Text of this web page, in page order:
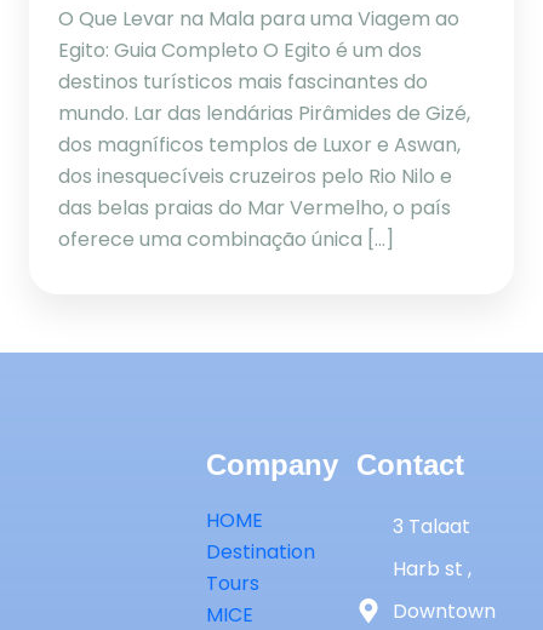
O Que Levar na Mala para uma Viagem ao
Egito: Guia Completo O Egito é um dos
destinos turísticos mais fascinantes do
mundo. Lar das lendárias Pirâmides de Gizé,
dos magníficos templos de Luxor e Aswan,
dos inesquecíveis cruzeiros pelo Rio Nilo e
das belas praias do Mar Vermelho, o país
oferece uma combinação única […]
Company
HOME
Destination
Tours
MICE
Contact
3 Talaat
Harb st ,
Downtown